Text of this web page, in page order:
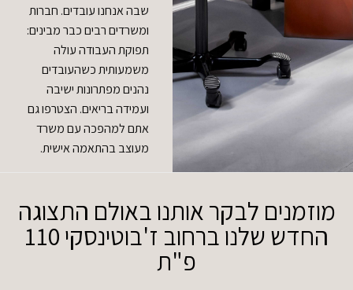
שבה אנחנו עובדים. חברות
ומשרדים רבים כבר מבינים:
תפוקת העבודה עולה
משמעותית כשהעובדים
נהנים מפתרונות ישיבה
ועמידה בריאים. הצטרפו גם
אתם למהפכה עם משרד
מעוצב בהתאמה אישית.
מוזמנים לבקר אותנו באולם התצוגה
החדש שלנו ברחוב ז'בוטינסקי 110
פ"ת